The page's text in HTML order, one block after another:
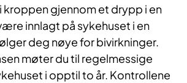
kroppen gjennom et drypp i en
innlagt på sykehuset i en
deg nøye for bivirkninger.
møter du til regelmessige
i opptil to år. Kontrollene